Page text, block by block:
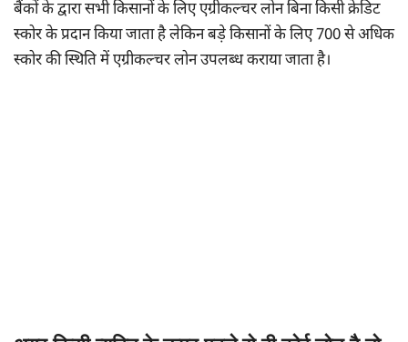
बैंकों के द्वारा सभी किसानों के लिए एग्रीकल्चर लोन बिना किसी क्रेडिट
स्कोर के प्रदान किया जाता है लेकिन बड़े किसानों के लिए 700 से अधिक
स्कोर की स्थिति में एग्रीकल्चर लोन उपलब्ध कराया जाता है।